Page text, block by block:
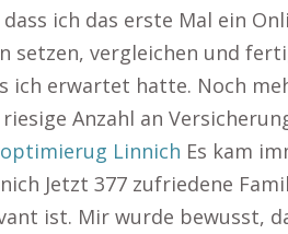
ich das erste Mal ein
setzen, vergleichen und
ich erwartet hatte. Noch
Anzahl an
Linnich Es kam
Jetzt 377 zufriedene
ist. Mir wurde bewusst,